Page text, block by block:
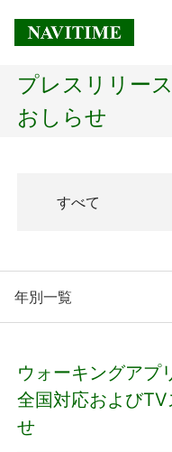
トップページ
経営理念
プレスリリース
プレスリリー
おしらせ
すべて
年別一覧
ウォーキングアプ
全国対応および
せ